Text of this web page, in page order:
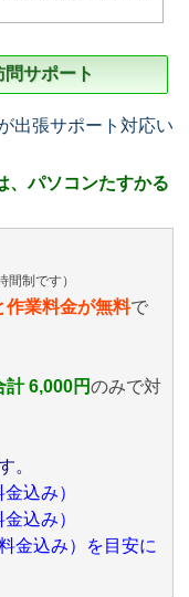
サポート
出張サポート対応い
、パソコンたすかる
間制です）
作業料金が無料で
計 6,000円のみで対
。
込み）
込み）
金込み）を目安に